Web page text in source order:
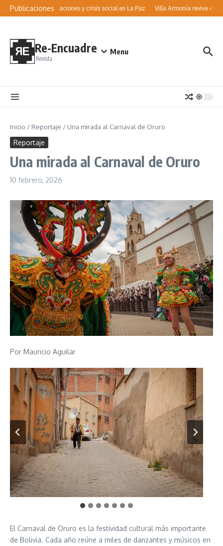
Saltar al contenido
PublicacionesMovilizaciones y crisis social en La Paz Villa Armonía revive el
Re-Encuadre
Revista
Menu
Inicio / Reportaje / Una mirada al Carnaval de Oruro
Reportaje
Una mirada al Carnaval de Oruro
10 febrero, 2026
Por Mauricio Aguilar
El Carnaval de Oruro es la festividad cultural más importante
de Bolivia. Cada año reúne a miles de danzantes y músicos en